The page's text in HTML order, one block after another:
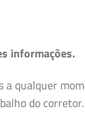
informações.
a qualquer
do corretor.